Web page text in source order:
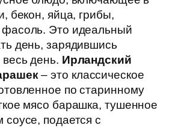
бекон, яйца, грибы,
Это идеальный
день, зарядившись
день. Ирландский
– это классическое
по старинному
мясо барашка, тушенное
соусе, подается с